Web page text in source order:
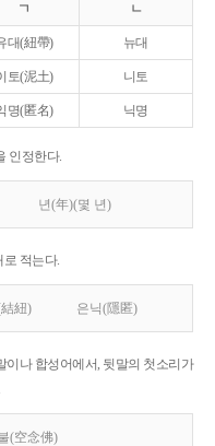
ㄱ ㄴ
대(紐帶) 뉴대
토(泥土) 니토
명(匿名) 닉명
인정한다.
년(年)(몇 년)
로 적는다.
紐) 은닉(隱匿)
이나 합성어에서, 뒷말의 첫소리가
(空念佛)